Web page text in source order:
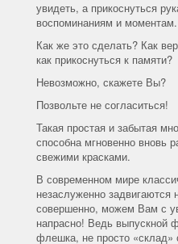
увидеть, а прикоснуться
воспоминаниям и моментам.
Как же это сделать? Как
как прикоснуться к памяти?
Невозможно, скажете Вы?
Позвольте не согласиться!
Такая простая и забытая
способна мгновенно вновь
свежими красками.
В современном мире
незаслуженно задвигаются
совершенно, можем Вам с
напрасно! Ведь выпускной
флешка, не просто